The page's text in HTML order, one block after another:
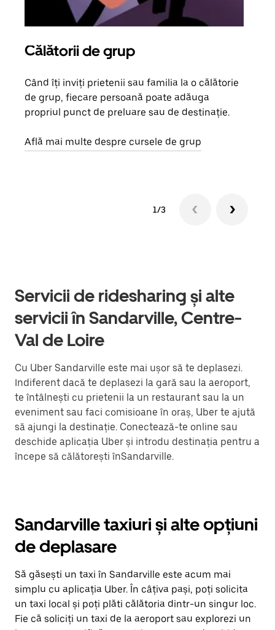
Călătorii de grup
Când îți inviți prietenii sau familia la o călătorie
de grup, fiecare persoană poate adăuga
propriul punct de preluare sau de destinație.
Află mai multe despre cursele de grup
1/3
Servicii de ridesharing și alte
servicii în Sandarville, Centre-
Val de Loire
Cu Uber Sandarville este mai ușor să te deplasezi.
Indiferent dacă te deplasezi la gară sau la aeroport,
te întâlnești cu prietenii la un restaurant sau la un
eveniment sau faci comisioane în oraș, Uber te ajută
să ajungi la destinație. Conectează-te online sau
deschide aplicația Uber și introdu destinația pentru a
începe să călătorești înSandarville.
Sandarville taxiuri și alte opțiuni
de deplasare
Să găsești un taxi în Sandarville este acum mai
simplu cu aplicația Uber. În câțiva pași, poți solicita
un taxi local și poți plăti călătoria dintr-un singur loc.
Fie că soliciți un taxi de la aeroport sau explorezi un